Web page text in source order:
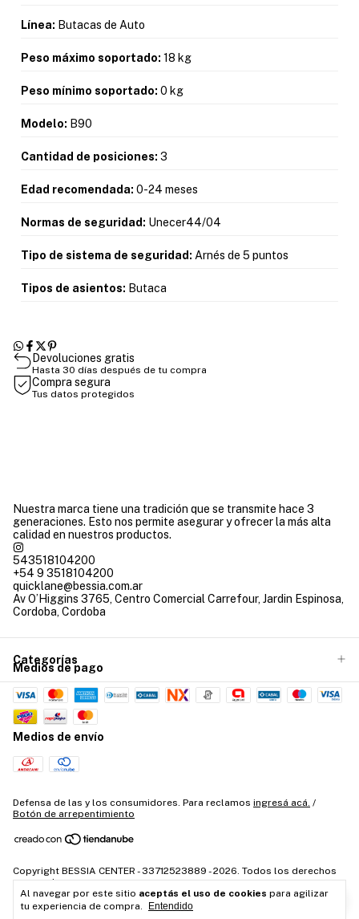
Al navegar por este sitio aceptás el uso de cookies para agilizar
tu experiencia de compra.
Entendido
Línea: Butacas de Auto
Peso máximo soportado: 18 kg
Peso mínimo soportado: 0 kg
Modelo: B90
Cantidad de posiciones: 3
Edad recomendada: 0-24 meses
Normas de seguridad: Unecer44/04
Tipo de sistema de seguridad: Arnés de 5 puntos
Tipos de asientos: Butaca
Devoluciones gratis
Hasta 30 días después de tu compra
Compra segura
Tus datos protegidos
Nuestra marca tiene una tradición que se transmite hace 3
generaciones. Esto nos permite asegurar y ofrecer la más alta
calidad en nuestros productos.
543518104200
+54 9 3518104200
quicklane@bessia.com.ar
Av O’Higgins 3765, Centro Comercial Carrefour, Jardin Espinosa,
Cordoba, Cordoba
Categorías
Medios de pago
Medios de envío
Defensa de las y los consumidores. Para reclamos ingresá acá. /
Botón de arrepentimiento
Copyright BESSIA CENTER - 33712523889 - 2026. Todos los derechos
reservados.